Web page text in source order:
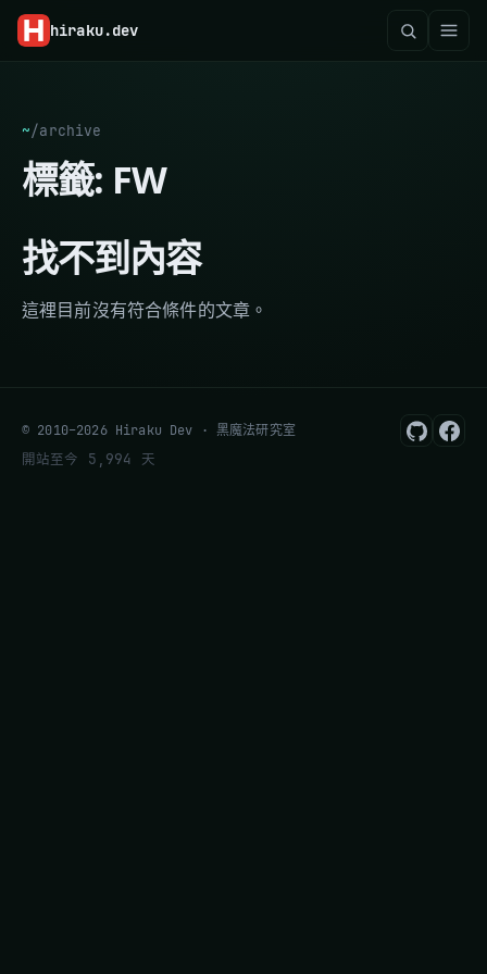
hiraku.dev
~/archive
標籤: FW
找不到內容
這裡目前沒有符合條件的文章。
© 2010–2026 Hiraku Dev · 黑魔法研究室
開站至今 5,994 天